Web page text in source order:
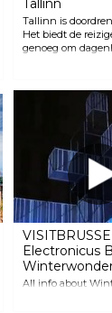
Tallinn
Tallinn is
Het biedt de
genoeg om
in slechts een
door de tijd.
Tallinn.
Electronicus
All info about
and the